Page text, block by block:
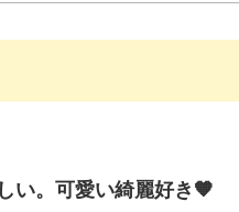
い。可愛い綺麗好き🧡